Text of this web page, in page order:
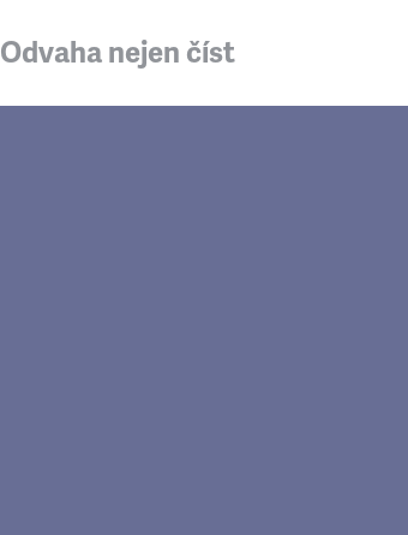
Odvaha nejen číst